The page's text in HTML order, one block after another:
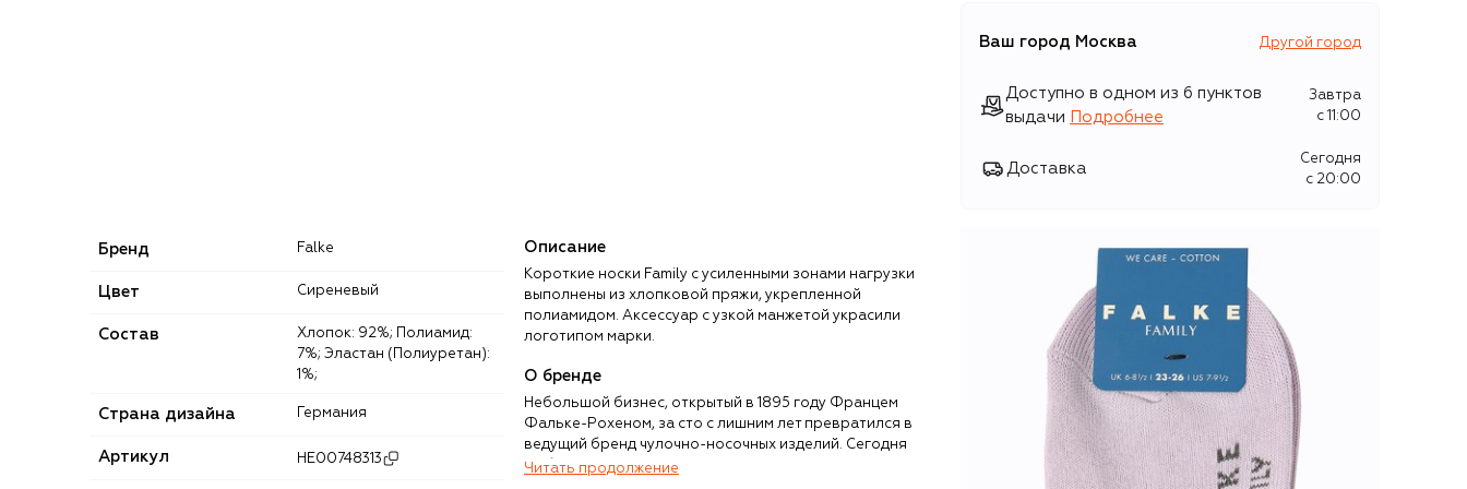
Ваш город Москва Другой город
Доступно в одном из 6 пунктов
выдачи
Подробнее
Завтра
c 11:00
Доставка
Сегодня
c 20:00
Бренд Falke
Цвет Сиреневый
Состав
Хлопок: 92%; Полиамид:
7%; Эластан (Полиуретан):
1%;
Страна дизайна Германия
Артикул HE00748313
Описание
Короткие носки Family с усиленными зонами нагрузки
выполнены из хлопковой пряжи, укрепленной
полиамидом. Аксессуар с узкой манжетой украсили
логотипом марки.
О бренде
Небольшой бизнес, открытый в 1895 году Францем
Фальке-Рохеном, за сто с лишним лет превратился в
ведущий бренд чулочно-носочных изделий. Сегодня
фабрики немецкой компании под управлением
Читать продолжение